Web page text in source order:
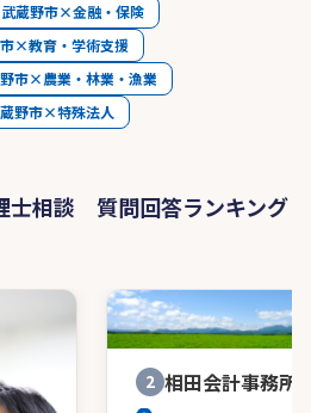
武蔵野市×金融・保険
×教育・学術支援
市×農業・林業・漁業
野市×特殊法人
士相談 質問回答ランキング
2 相田会計事務所